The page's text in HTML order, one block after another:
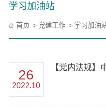
学习加油站
首页 党建工作 学习加油
26
2022.10
【党内法规】